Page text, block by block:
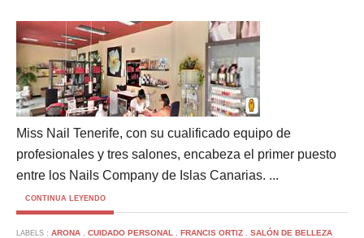
Miss Nail Tenerife, con su cualificado equipo de
profesionales y tres salones, encabeza el primer puesto
entre los Nails Company de Islas Canarias. ...
CONTINUA LEYENDO
LABELS : ARONA , CUIDADO PERSONAL , FRANCIS ORTIZ , SALÓN DE BELLEZA